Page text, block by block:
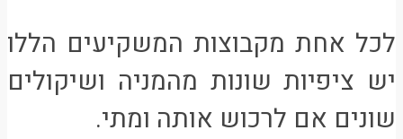
לכל אחת מקבוצות המשקיעים הללו
יש ציפיות שונות מהמניה ושיקולים
שונים אם לרכוש אותה ומתי.